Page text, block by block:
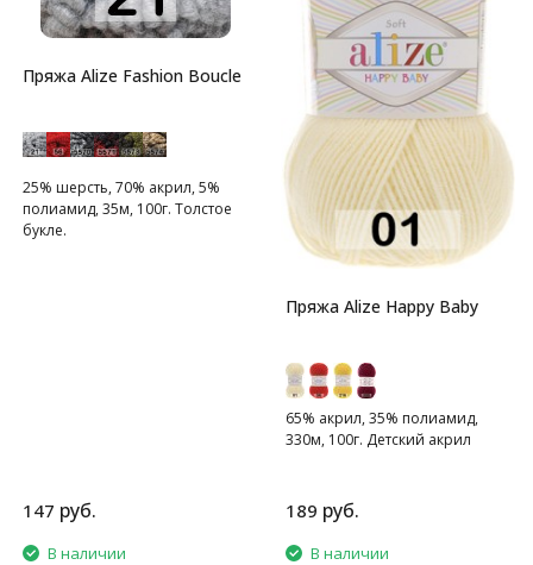
Пряжа Alize Fashion Boucle
25% шерсть, 70% акрил, 5%
полиамид, 35м, 100г. Толстое
букле.
147 руб.
В наличии
Пряжа Alize Happy Baby
65% акрил, 35% полиамид,
330м, 100г. Детский акрил
189 руб.
В наличии